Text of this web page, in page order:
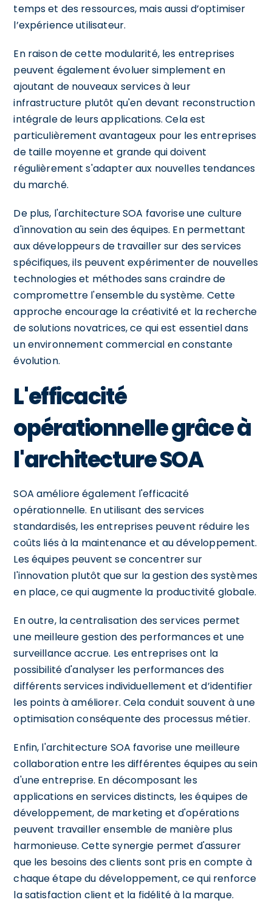
temps et des ressources, mais aussi d’optimiser
l’expérience utilisateur.
En raison de cette modularité, les entreprises
peuvent également évoluer simplement en
ajoutant de nouveaux services à leur
infrastructure plutôt qu'en devant reconstruction
intégrale de leurs applications. Cela est
particulièrement avantageux pour les entreprises
de taille moyenne et grande qui doivent
régulièrement s'adapter aux nouvelles tendances
du marché.
De plus, l'architecture SOA favorise une culture
d'innovation au sein des équipes. En permettant
aux développeurs de travailler sur des services
spécifiques, ils peuvent expérimenter de nouvelles
technologies et méthodes sans craindre de
compromettre l'ensemble du système. Cette
approche encourage la créativité et la recherche
de solutions novatrices, ce qui est essentiel dans
un environnement commercial en constante
évolution.
L'efficacité
opérationnelle grâce à
l'architecture SOA
SOA améliore également l'efficacité
opérationnelle. En utilisant des services
standardisés, les entreprises peuvent réduire les
coûts liés à la maintenance et au développement.
Les équipes peuvent se concentrer sur
l'innovation plutôt que sur la gestion des systèmes
en place, ce qui augmente la productivité globale.
En outre, la centralisation des services permet
une meilleure gestion des performances et une
surveillance accrue. Les entreprises ont la
possibilité d'analyser les performances des
différents services individuellement et d’identifier
les points à améliorer. Cela conduit souvent à une
optimisation conséquente des processus métier.
Enfin, l'architecture SOA favorise une meilleure
collaboration entre les différentes équipes au sein
d'une entreprise. En décomposant les
applications en services distincts, les équipes de
développement, de marketing et d'opérations
peuvent travailler ensemble de manière plus
harmonieuse. Cette synergie permet d'assurer
que les besoins des clients sont pris en compte à
chaque étape du développement, ce qui renforce
la satisfaction client et la fidélité à la marque.